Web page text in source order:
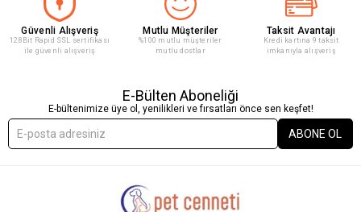
Güvenli Alışveriş
128Bit Rapid SSL sertifikası
ile güvenli alışveriş
Mutlu Müşteriler
%100 mutlu müşteriler
mutlu dostlar
Taksit Avantajı
Kredi kartına 9 taksit
imkanıyla alışveriş
E-Bülten Aboneliği
E-bültenimize üye ol, yenilikleri ve fırsatları önce sen keşfet!
ABONE OL